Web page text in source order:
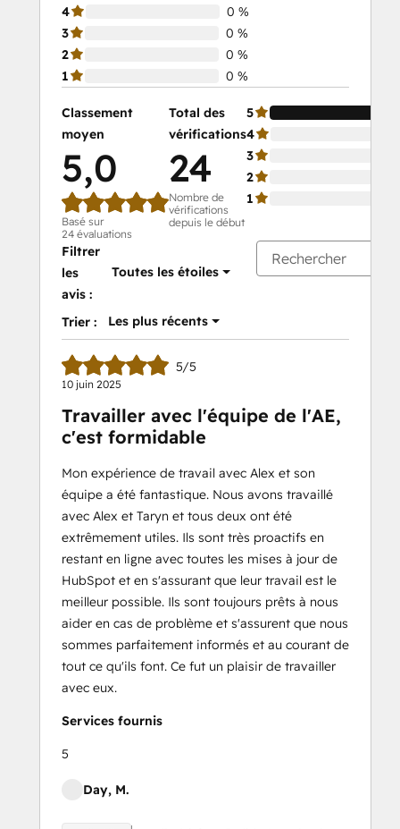
4
0 %
3
0 %
2
0 %
1
0 %
Classement
moyen
5,0
Basé sur
24 évaluations
Total des
vérifications
24
Nombre de
vérifications
depuis le début
5
4
3
2
1
Filtrer
les
avis :
Toutes les étoiles
Trier : Les plus récents
5/5
10 juin 2025
Travailler avec l'équipe de l'AE,
c'est formidable
Mon expérience de travail avec Alex et son
équipe a été fantastique. Nous avons travaillé
avec Alex et Taryn et tous deux ont été
extrêmement utiles. Ils sont très proactifs en
restant en ligne avec toutes les mises à jour de
HubSpot et en s'assurant que leur travail est le
meilleur possible. Ils sont toujours prêts à nous
aider en cas de problème et s'assurent que nous
sommes parfaitement informés et au courant de
tout ce qu'ils font. Ce fut un plaisir de travailler
avec eux.
Services fournis
5
Day, M.